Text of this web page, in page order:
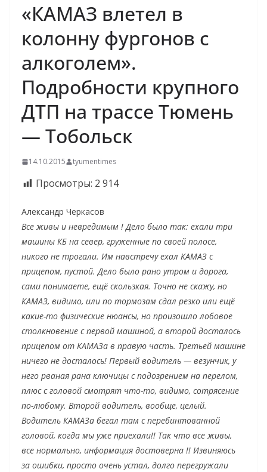
«КАМАЗ влетел в
колонну фургонов с
алкоголем».
Подробности крупного
ДТП на трассе Тюмень
— Тобольск
14.10.2015 tyumentimes
Просмотры: 2 914
Александр Черкасов
Все живы и невредимым ! Дело было так: ехали три
машины КБ на север, груженные по своей полосе,
никого не трогали. Им навстречу ехал КАМАЗ с
прицепом, пустой. Дело было рано утром и дорога,
сами понимаете, ещё скользкая. Точно не скажу, но
КАМАЗ, видимо, или по тормозам сдал резко или ещё
какие-то физические нюансы, но произошло лобовое
столкновение с первой машиной, а второй досталось
прицепом от КАМАЗа в правую часть. Третьей машине
ничего не досталось! Первый водитель — везунчик, у
него рваная рана ключицы с подозрением на перелом,
плюс с головой смотрят что-то, видимо, сотрясение
по-любому. Второй водитель, вообще, целый.
Водитель КАМАЗа бегал там с перебинтованной
головой, когда мы уже приехали!! Так что все живы,
все нормально, информация достоверна !! Извиняюсь
за ошибки, просто очень устал, долго перегружали